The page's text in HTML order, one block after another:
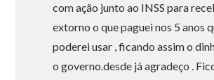
com ação junto ao INSS para
extorno o que paguei nos 5 anos
poderei usar , ficando assim o
o governo.desde já agradeço .